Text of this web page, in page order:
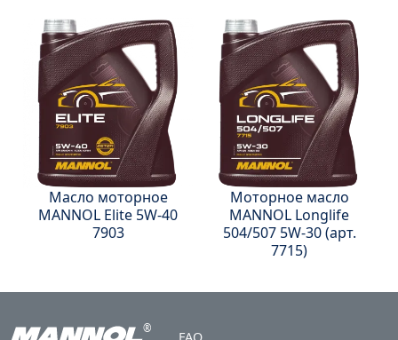
Масло моторное
MANNOL Elite 5W-40
7903
Моторное масло
MANNOL Longlife
504/507 5W-30 (арт.
7715)
® Footer